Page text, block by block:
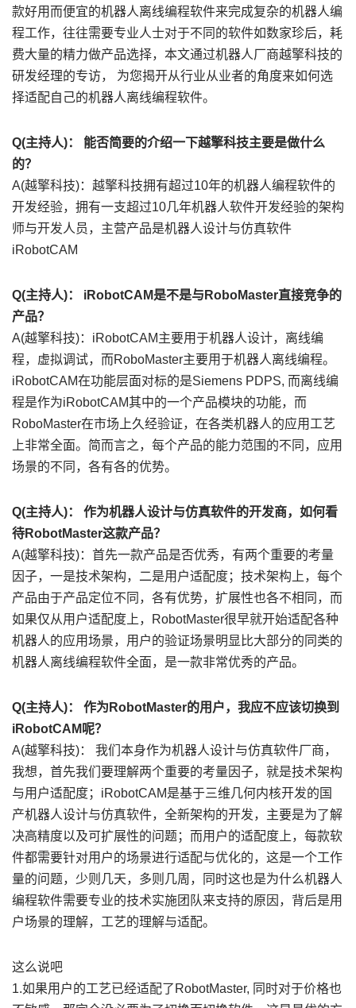
款好用而便宜的机器人离线编程软件来完成复杂的机器人编
程工作，往往需要专业人士对于不同的软件如数家珍后，耗
费大量的精力做产品选择，本文通过机器人厂商越擎科技的
研发经理的专访， 为您揭开从行业从业者的角度来如何选
择适配自己的机器人离线编程软件。
Q(主持人)： 能否简要的介绍一下越擎科技主要是做什么
的？
A(越擎科技)：越擎科技拥有超过10年的机器人编程软件的
开发经验，拥有一支超过10几年机器人软件开发经验的架构
师与开发人员，主营产品是机器人设计与仿真软件
iRobotCAM
Q(主持人)： iRobotCAM是不是与RoboMaster直接竞争的
产品？
A(越擎科技)：iRobotCAM主要用于机器人设计，离线编
程，虚拟调试，而RoboMaster主要用于机器人离线编程。
iRobotCAM在功能层面对标的是Siemens PDPS, 而离线编
程是作为iRobotCAM其中的一个产品模块的功能，而
RoboMaster在市场上久经验证，在各类机器人的应用工艺
上非常全面。简而言之，每个产品的能力范围的不同，应用
场景的不同，各有各的优势。
Q(主持人)： 作为机器人设计与仿真软件的开发商，如何看
待RobotMaster这款产品？
A(越擎科技)：首先一款产品是否优秀，有两个重要的考量
因子，一是技术架构，二是用户适配度；技术架构上，每个
产品由于产品定位不同，各有优势，扩展性也各不相同，而
如果仅从用户适配度上，RobotMaster很早就开始适配各种
机器人的应用场景，用户的验证场景明显比大部分的同类的
机器人离线编程软件全面，是一款非常优秀的产品。
Q(主持人)： 作为RobotMaster的用户，我应不应该切换到
iRobotCAM呢？
A(越擎科技)： 我们本身作为机器人设计与仿真软件厂商，
我想，首先我们要理解两个重要的考量因子，就是技术架构
与用户适配度；iRobotCAM是基于三维几何内核开发的国
产机器人设计与仿真软件，全新架构的开发，主要是为了解
决高精度以及可扩展性的问题；而用户的适配度上，每款软
件都需要针对用户的场景进行适配与优化的，这是一个工作
量的问题，少则几天，多则几周，同时这也是为什么机器人
编程软件需要专业的技术实施团队来支持的原因，背后是用
户场景的理解，工艺的理解与适配。
这么说吧
1.如果用户的工艺已经适配了RobotMaster, 同时对于价格也